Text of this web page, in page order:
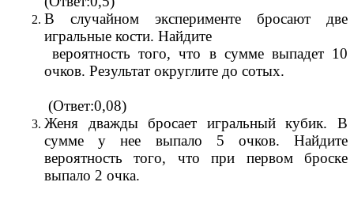
В случайном эксперименте бросают две
игральные кости. Найдите
вероятность того, что в сумме выпадет 10
очков. Результат округлите до сотых.
(Ответ:0,08)
Женя дважды бросает игральный кубик. В
сумме у нее выпало 5 очков. Найдите
вероятность того, что при первом броске
выпало 2 очка.